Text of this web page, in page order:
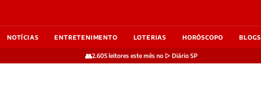
NOTÍCIAS ENTRETENIMENTO LOTERIAS HORÓSCOPO BLOGS
👥2.605 leitores este mês no ▷ Diário SP